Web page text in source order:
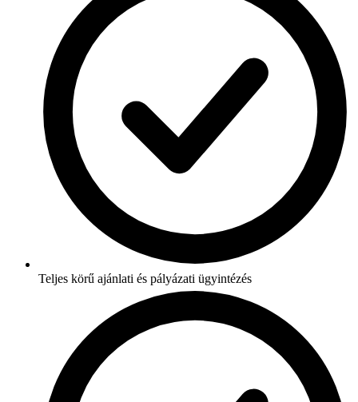
Teljes körű ajánlati és pályázati ügyintézés